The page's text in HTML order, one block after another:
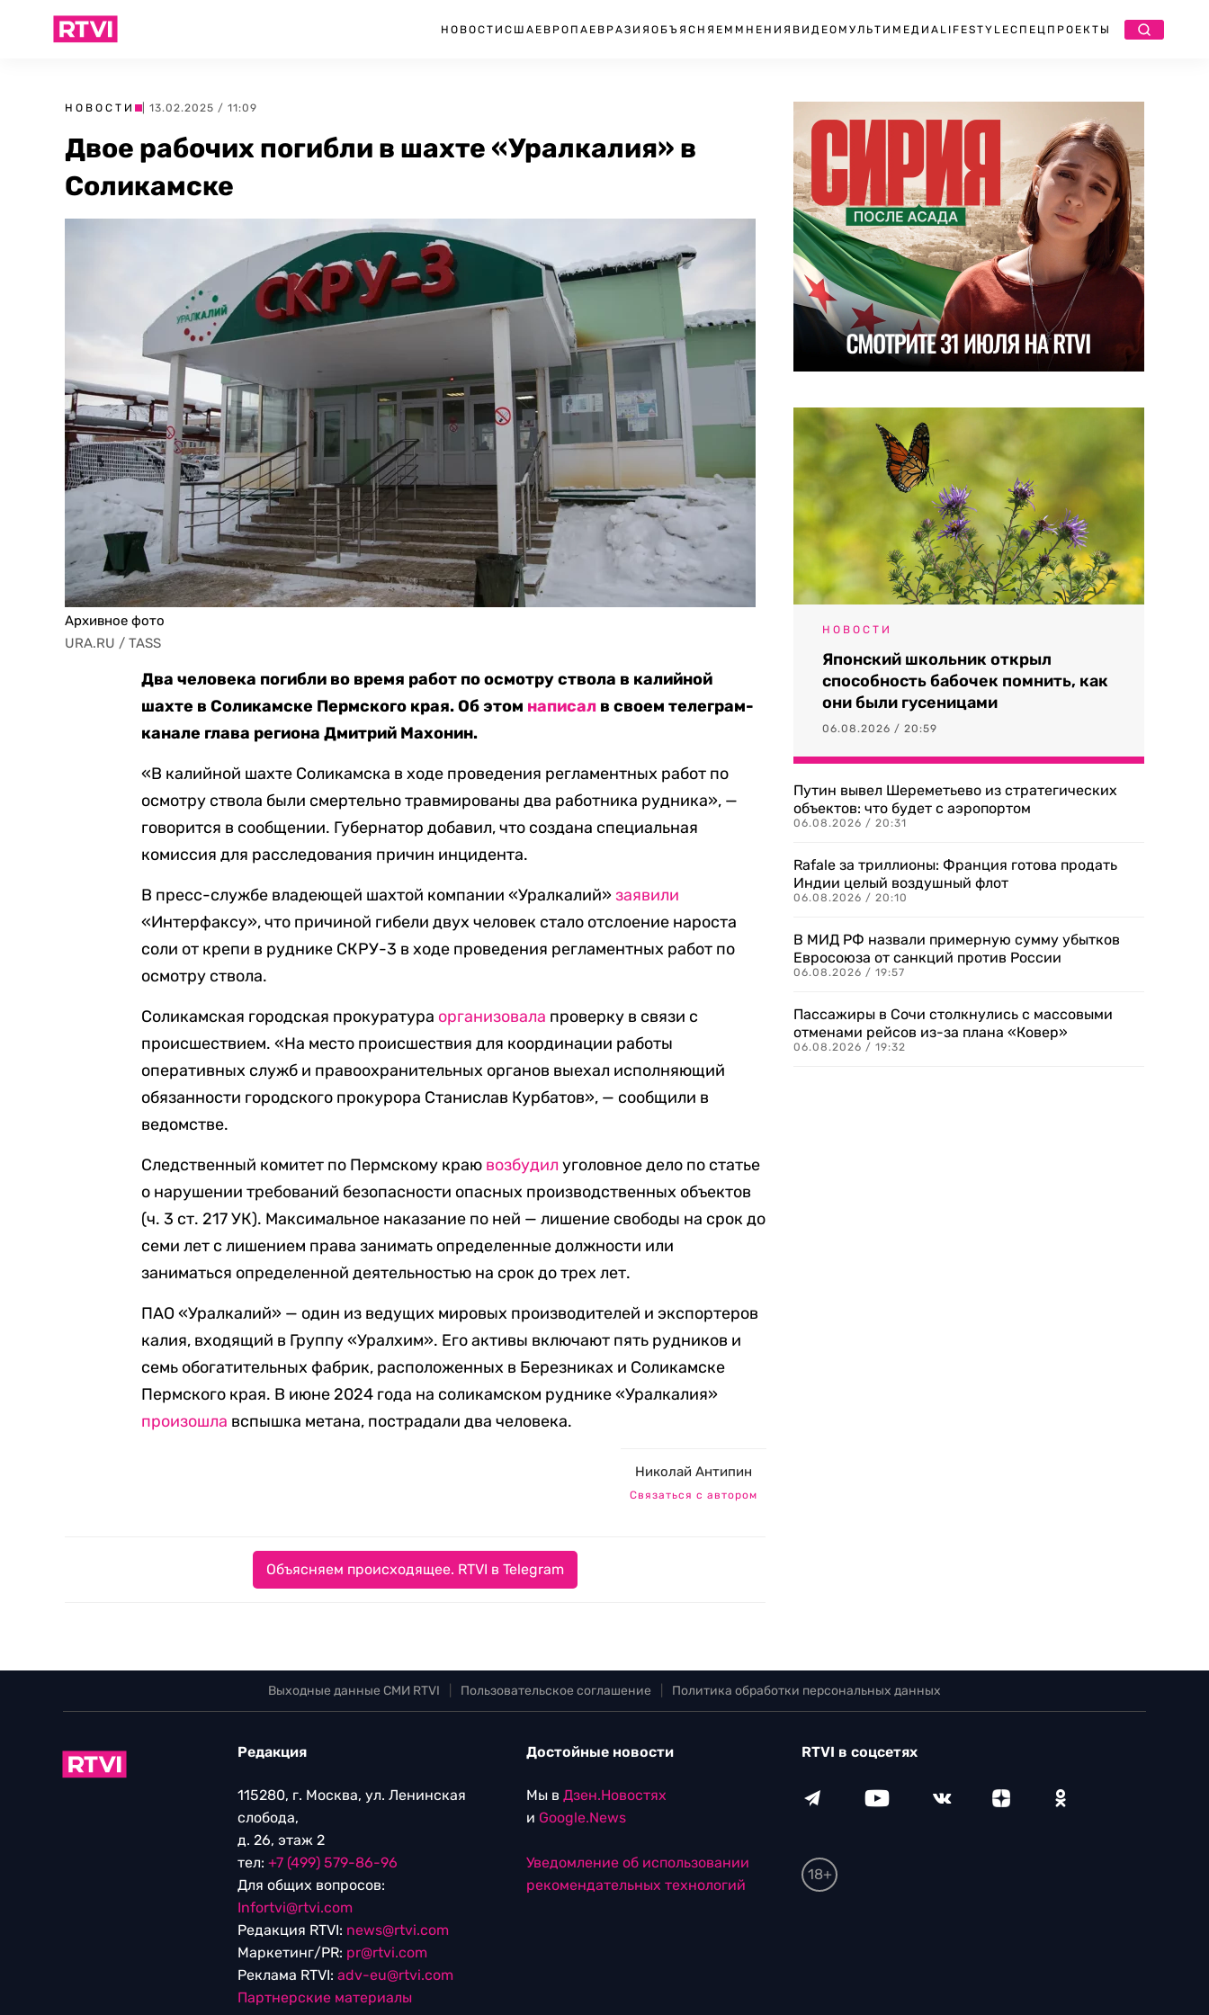
НОВОСТИ США ЕВРОПА ЕВРАЗИЯ ОБЪЯСНЯЕМ МНЕНИЯ ВИДЕО МУЛЬТИМЕДИА LIFESTYLEСПЕЦПРОЕКТЫ
НОВОСТИ | 13.02.2025 / 11:09
Двое рабочих погибли в шахте «Уралкалия» в
Соликамске
Архивное фото
URA.RU / TASS
Два человека погибли во время работ по осмотру ствола в калийной
шахте в Соликамске Пермского края. Об этом написал в своем телеграм-
канале глава региона Дмитрий Махонин.
«В калийной шахте Соликамска в ходе проведения регламентных работ по
осмотру ствола были смертельно травмированы два работника рудника», —
говорится в сообщении. Губернатор добавил, что создана специальная
комиссия для расследования причин инцидента.
В пресс-службе владеющей шахтой компании «Уралкалий»заявили
«Интерфаксу», что причиной гибели двух человек стало отслоение нароста
соли от крепи в руднике СКРУ-3 в ходе проведения регламентных работ по
осмотру ствола.
Соликамская городская прокуратура организовала проверку в связи с
происшествием. «На место происшествия для координации работы
оперативных служб и правоохранительных органов выехал исполняющий
обязанности городского прокурора Станислав Курбатов», — сообщили в
ведомстве.
Следственный комитет по Пермскому краю возбудил уголовное дело по статье
о нарушении требований безопасности опасных производственных объектов
(ч. 3 ст. 217 УК). Максимальное наказание по ней — лишение свободы на срок до
семи лет с лишением права занимать определенные должности или
заниматься определенной деятельностью на срок до трех лет.
ПАО «Уралкалий» — один из ведущих мировых производителей и экспортеров
калия, входящий в Группу «Уралхим». Его активы включают пять рудников и
семь обогатительных фабрик, расположенных в Березниках и Соликамске
Пермского края. В июне 2024 года на соликамском руднике «Уралкалия»
произошла вспышка метана, пострадали два человека.
Николай Антипин
Связаться с автором
Объясняем происходящее. RTVI в Telegram
НОВОСТИ
Японский школьник открыл
способность бабочек помнить, как
они были гусеницами
06.08.2026 / 20:59
Путин вывел Шереметьево из стратегических
объектов: что будет с аэропортом
06.08.2026 / 20:31
Rafale за триллионы: Франция готова продать
Индии целый воздушный флот
06.08.2026 / 20:10
В МИД РФ назвали примерную сумму убытков
Евросоюза от санкций против России
06.08.2026 / 19:57
Пассажиры в Сочи столкнулись с массовыми
отменами рейсов из-за плана «Ковер»
06.08.2026 / 19:32
Выходные данные СМИ RTVI Пользовательское соглашение Политика обработки персональных данных
Редакция
115280, г. Москва, ул. Ленинская
слобода,
д. 26, этаж 2
тел: +7 (499) 579-86-96
Для общих вопросов:
Infortvi@rtvi.com
Редакция RTVI: news@rtvi.com
Маркетинг/PR: pr@rtvi.com
Реклама RTVI: adv-eu@rtvi.com
Партнерские материалы
Достойные новости
Мы в Дзен.Новостях
и Google.News
Уведомление об использовании
рекомендательных технологий
RTVI в соцсетях
18+